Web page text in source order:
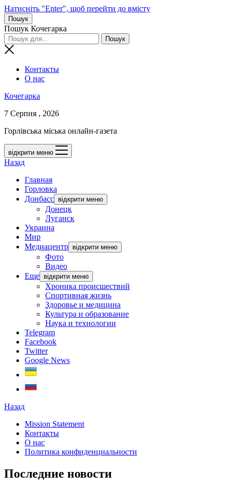
Натисніть "Enter", щоб перейти до вмісту
Пошук
Пошук Кочегарка
Контакты
О нас
Кочегарка
7 Серпня , 2026
Горлівська міська онлайн-газета
відкрити меню
Назад
Главная
Горловка
Донбасс відкрити меню
Донецк
Луганск
Украина
Мир
Медиацентр відкрити меню
Фото
Видео
Еще відкрити меню
Хроника происшествий
Спортивная жизнь
Здоровье и медицина
Культура и образование
Наука и технологии
Telegram
Facebook
Twitter
Google News
Назад
Mission Statement
Контакты
О нас
Политика конфиденциальности
Последние новости